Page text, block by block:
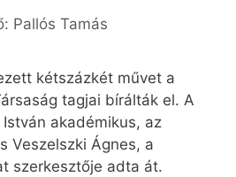
Pallós Tamás
kétszázkét művet a
tagjai bírálták el. A
akadémikus, az
Veszelszki Ágnes, a
szerkesztője adta át.